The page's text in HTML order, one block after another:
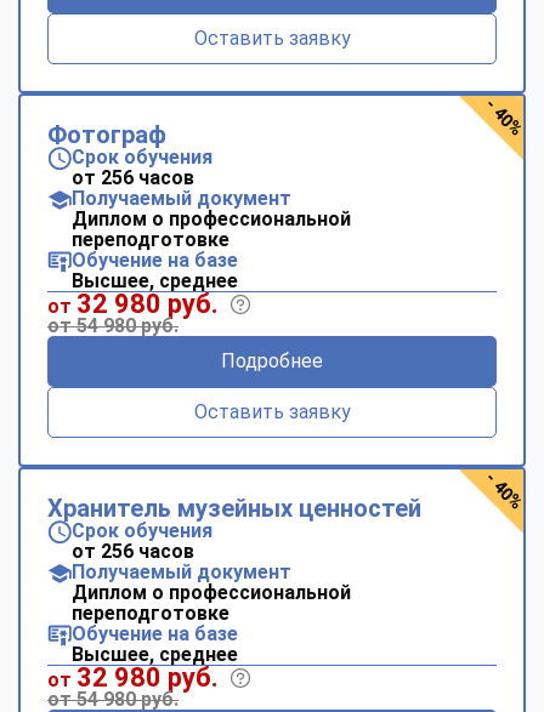
Оставить заявку
Фотограф
Срок обучения
от 256 часов
Получаемый документ
Диплом о профессиональной
переподготовке
Обучение на базе
Высшее, среднее
от 32 980 руб.
от 54 980 руб.
Подробнее
Оставить заявку
- 40%
Хранитель музейных ценностей
Срок обучения
от 256 часов
Получаемый документ
Диплом о профессиональной
переподготовке
Обучение на базе
Высшее, среднее
от 32 980 руб.
от 54 980 руб.
- 40%